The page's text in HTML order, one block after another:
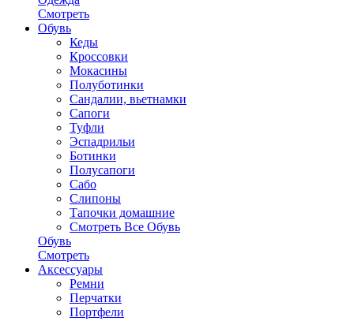
Смотреть
Обувь
Кеды
Кроссовки
Мокасины
Полуботинки
Сандалии, вьетнамки
Сапоги
Туфли
Эспадрильи
Ботинки
Полусапоги
Сабо
Слипоны
Тапочки домашние
Смотреть Все Обувь
Обувь
Смотреть
Аксесcуары
Ремни
Перчатки
Портфели